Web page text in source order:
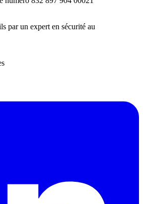
par un expert en sécurité au